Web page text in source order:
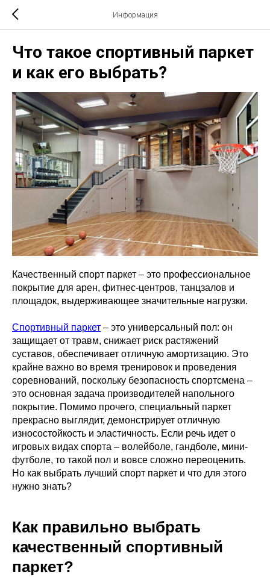
Информация
Что такое спортивный паркет
и как его выбрать?
Качественный спорт паркет – это профессиональное
покрытие для арен, фитнес-центров, танцзалов и
площадок, выдерживающее значительные нагрузки.
Спортивный паркет – это универсальный пол: он
защищает от травм, снижает риск растяжений
суставов, обеспечивает отличную амортизацию. Это
крайне важно во время тренировок и проведения
соревнований, поскольку безопасность спортсмена –
это основная задача производителей напольного
покрытие. Помимо прочего, специальный паркет
прекрасно выглядит, демонстрирует отличную
износостойкость и эластичность. Если речь идет о
игровых видах спорта – волейболе, гандболе, мини-
футболе, то такой пол и вовсе сложно переоценить.
Но как выбрать лучший спорт паркет и что для этого
нужно знать?
Как правильно выбрать
качественный спортивный
паркет?